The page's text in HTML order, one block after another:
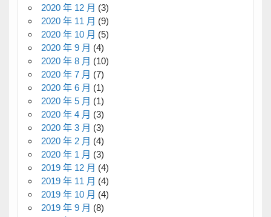
2020 年 12 月 (3)
2020 年 11 月 (9)
2020 年 10 月 (5)
2020 年 9 月 (4)
2020 年 8 月 (10)
2020 年 7 月 (7)
2020 年 6 月 (1)
2020 年 5 月 (1)
2020 年 4 月 (3)
2020 年 3 月 (3)
2020 年 2 月 (4)
2020 年 1 月 (3)
2019 年 12 月 (4)
2019 年 11 月 (4)
2019 年 10 月 (4)
2019 年 9 月 (8)